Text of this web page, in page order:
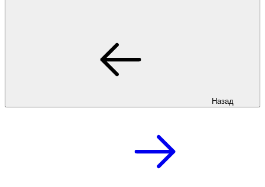
Назад